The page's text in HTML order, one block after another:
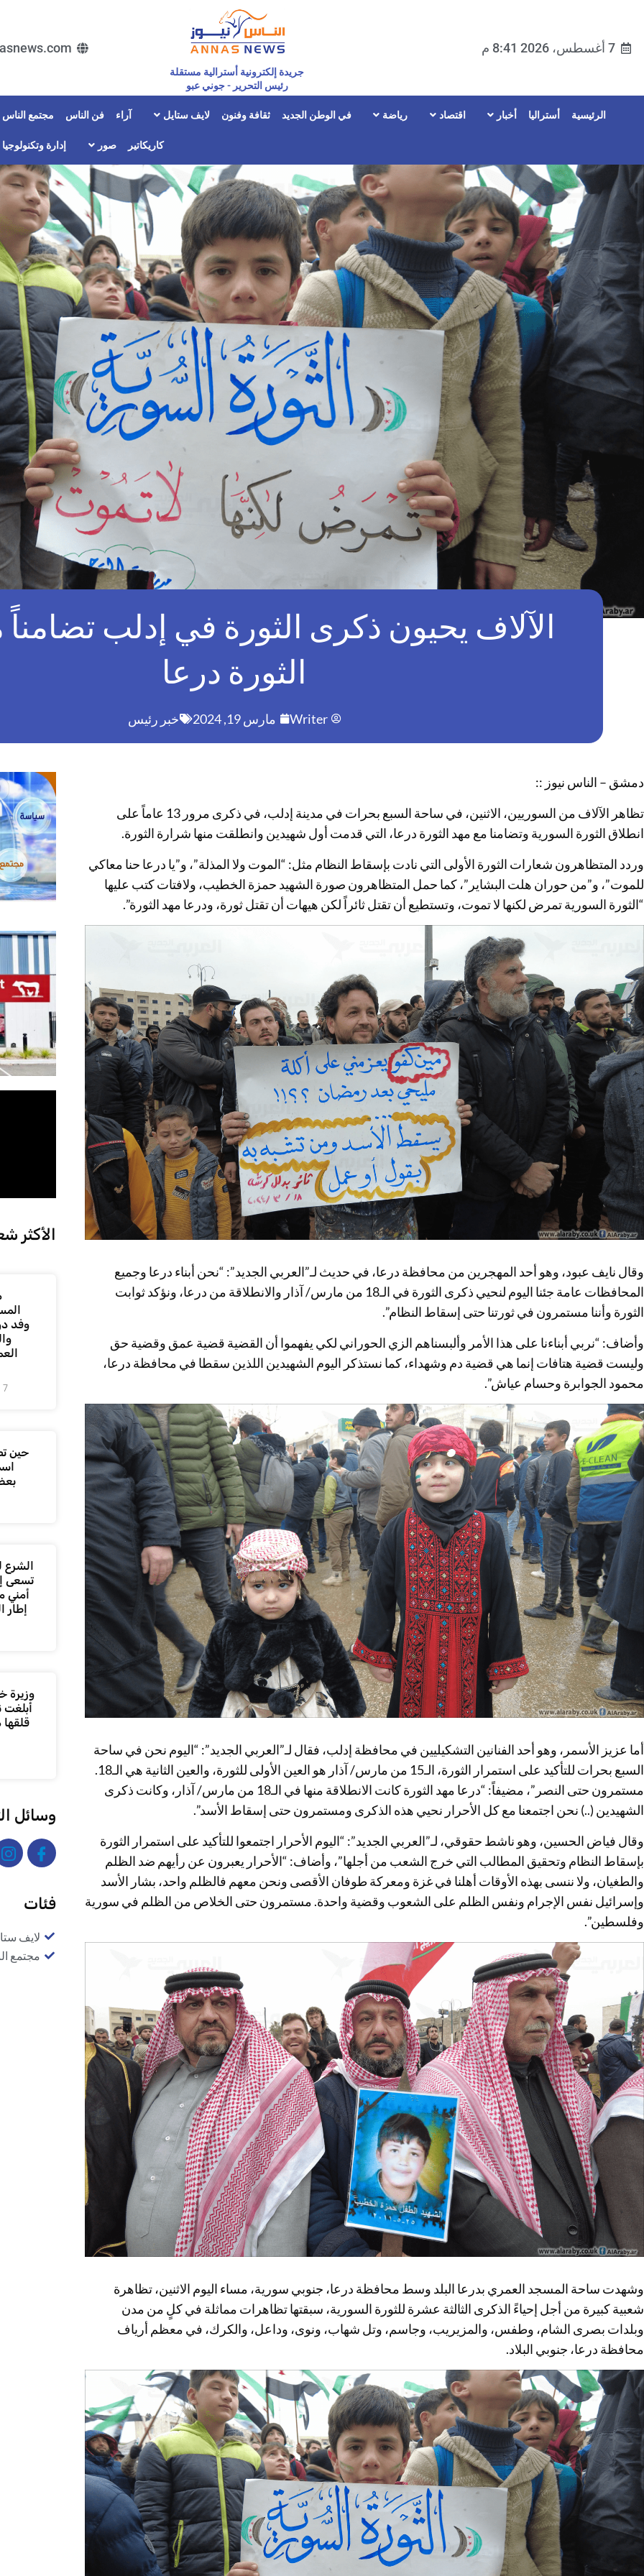
7 أغسطس، 2026 8:41 م
جريدة إلكترونية أسترالية مستقلة
رئيس التحرير - جوني عبو
الرئيسية أستراليا أخبار اقتصاد رياضة في الوطن الجديد ثقافة وفنون لايف ستايل آراء فن الناس مجتمع الناس
كاريكاتير صور إدارة وتكنولوجيا
الآلاف يحيون ذكرى الثورة في إدلب
الثورة درعا
Writer مارس 19, 2024 خبر رئيس
دمشق – الناس نيوز ::
تظاهر الآلاف من السوريين، الاثنين، في ساحة السبع بحرات في مدينة إدلب، في ذكرى مرور 13 عاماً على
انطلاق الثورة السورية وتضامنا مع مهد الثورة درعا، التي قدمت أول شهيدين وانطلقت منها شرارة الثورة.
وردد المتظاهرون شعارات الثورة الأولى التي نادت بإسقاط النظام مثل: “الموت ولا المذلة”، و”يا درعا حنا معاكي
للموت”، و”من حوران هلت البشاير”، كما حمل المتظاهرون صورة الشهيد حمزة الخطيب، ولافتات كتب عليها
“الثورة السورية تمرض لكنها لا تموت، وتستطيع أن تقتل ثائراً لكن هيهات أن تقتل ثورة، ودرعا مهد الثورة”.
وقال نايف عبود، وهو أحد المهجرين من محافظة درعا، في حديث لـ”العربي الجديد”: “نحن أبناء درعا وجميع
المحافظات عامة جئنا اليوم لنحيي ذكرى الثورة في الـ18 من مارس/ آذار والانطلاقة من درعا، ونؤكد ثوابت
الثورة وأننا مستمرون في ثورتنا حتى إسقاط النظام”.
وأضاف: “نربي أبناءنا على هذا الأمر وألبسناهم الزي الحوراني لكي يفهموا أن القضية قضية عمق وقضية حق
وليست قضية هتافات إنما هي قضية دم وشهداء، كما نستذكر اليوم الشهيدين اللذين سقطا في محافظة درعا،
محمود الجوابرة وحسام عياش”.
أما عزيز الأسمر، وهو أحد الفنانين التشكيليين في محافظة إدلب، فقال لـ”العربي الجديد”: “اليوم نحن في ساحة
السبع بحرات للتأكيد على استمرار الثورة، الـ15 من مارس/ آذار هو العين الأولى للثورة، والعين الثانية هي الـ18.
مستمرون حتى النصر”، مضيفاً: “درعا مهد الثورة كانت الانطلاقة منها في الـ18 من مارس/ آذار، وكانت ذكرى
الشهيدين (..) نحن اجتمعنا مع كل الأحرار نحيي هذه الذكرى ومستمرون حتى إسقاط الأسد”.
وقال فياض الحسين، وهو ناشط حقوقي، لـ”العربي الجديد”: “اليوم الأحرار اجتمعوا للتأكيد على استمرار الثورة
بإسقاط النظام وتحقيق المطالب التي خرج الشعب من أجلها”، وأضاف: “الأحرار يعبرون عن رأيهم ضد الظلم
والطغيان، ولا ننسى بهذه الأوقات أهلنا في غزة ومعركة طوفان الأقصى ونحن معهم فالظلم واحد، بشار الأسد
وإسرائيل نفس الإجرام ونفس الظلم على الشعوب وقضية واحدة. مستمرون حتى الخلاص من الظلم في سورية
وفلسطين”.
وشهدت ساحة المسجد العمري بدرعا البلد وسط محافظة درعا، جنوبي سورية، مساء اليوم الاثنين، تظاهرة
شعبية كبيرة من أجل إحياءً الذكرى الثالثة عشرة للثورة السورية، سبقتها تظاهرات مماثلة في كلٍ من مدن
وبلدات بصرى الشام، وطفس، والمزيريب، وجاسم، وتل شهاب، ونوى، وداعل، والكرك، في معظم أرياف
محافظة درعا، جنوبي البلاد.
الأكثر
وفد
7 أغسطس، 2026
حين
الشرع
تسعى
أمني
إطار
وزيرة
أبلغت
وسائل
فئات
لايف
مجتمع